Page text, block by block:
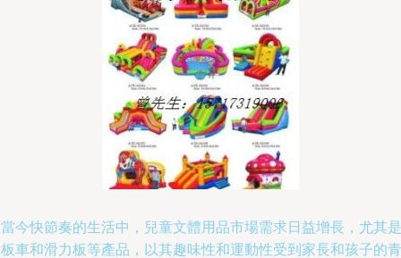
今快節奏的生活中，兒童文體用品市場需求日益增長，尤其是
車和滑力板等產品，以其趣味性和運動性受到家長和孩子的青